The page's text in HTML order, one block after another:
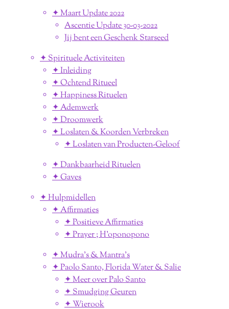
✦ Maart Update 2022
Ascentie Update 30-03-2022
Jij bent een Geschenk Starseed
✦ Spirituele Activiteiten
✦ Inleiding
✦ Ochtend Ritueel
✦ Happiness Rituelen
✦ Ademwerk
✦ Droomwerk
✦ Loslaten & Koorden Verbreken
✦ Loslaten van Producten-Geloof
✦ Dankbaarheid Rituelen
✦ Gaves
✦ Hulpmidellen
✦ Affirmaties
✦ Positieve Affirmaties
✦ Prayer ; H'oponopono
✦ Mudra's & Mantra's
✦ Paolo Santo, Florida Water & Salie
✦ Meer over Palo Santo
✦ Smudging Geuren
✦ Wierook